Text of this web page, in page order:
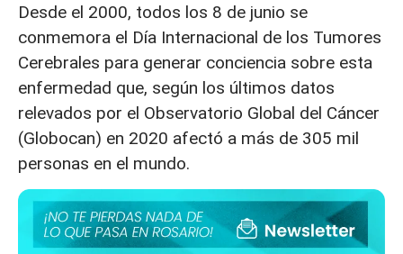
Desde el 2000, todos los 8 de junio se
conmemora el Día Internacional de los Tumores
Cerebrales para generar conciencia sobre esta
enfermedad que, según los últimos datos
relevados por el Observatorio Global del Cáncer
(Globocan) en 2020 afectó a más de 305 mil
personas en el mundo.